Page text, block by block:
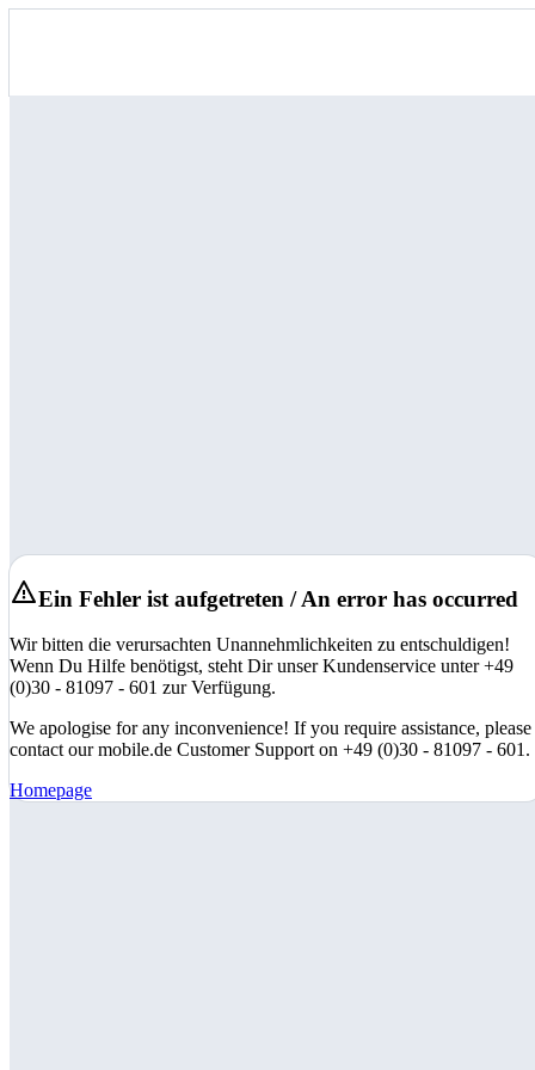
Ein Fehler ist aufgetreten / An error has occurred
Wir bitten die verursachten Unannehmlichkeiten zu entschuldigen!
Wenn Du Hilfe benötigst, steht Dir unser Kundenservice unter +49
(0)30 - 81097 - 601 zur Verfügung.
We apologise for any inconvenience! If you require assistance, please
contact our mobile.de Customer Support on +49 (0)30 - 81097 - 601.
Homepage